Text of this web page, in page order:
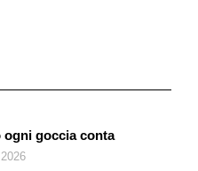
essere sfizioso partire da
senza pretese nella
mediaanche i grandi
nuovi mezzi sempre a
ogni goccia conta